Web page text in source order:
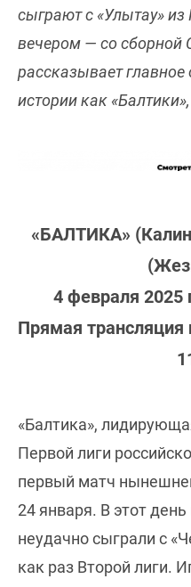
сыграют с «Улытау»
вечером — со сборной
рассказывает главное
истории как
«БАЛТИКА»
4 февраля 2025
Прямая трансляция
«Балтика»,
Первой лиги
первый матч
24 января. В этот
неудачно сыграли с
как раз Второй лиги.